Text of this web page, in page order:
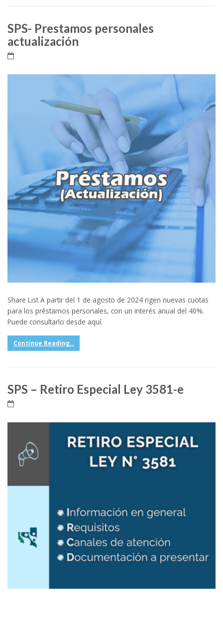
SPS- Prestamos personales
actualización
Share List A partir del 1 de agosto de 2024 rigen nuevas cuotas
para los préstamos personales, con un interés anual del 40%.
Puede consultarlo desde aquí.
Continue Reading...
SPS – Retiro Especial Ley 3581-e